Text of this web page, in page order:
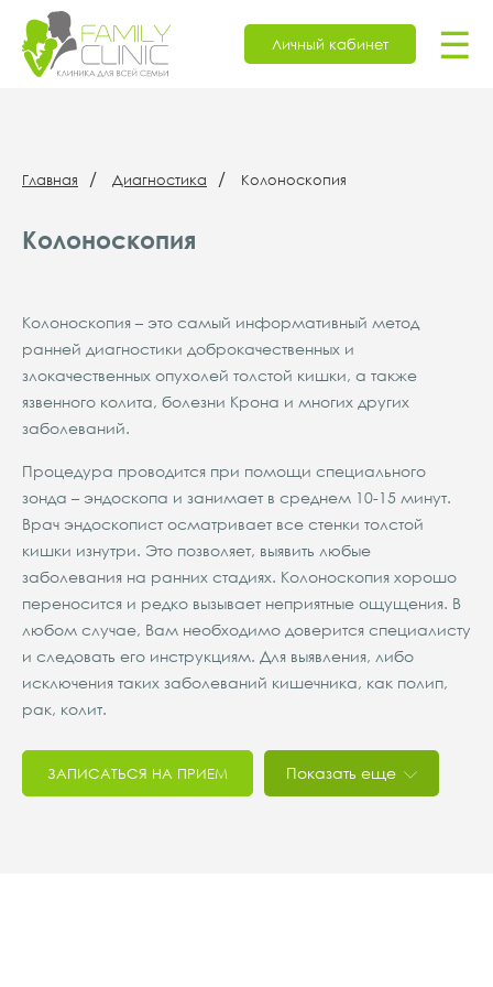
Личный кабинет ☰
Главная Диагностика Колоноскопия
Колоноскопия
Колоноскопия – это самый информативный метод
ранней диагностики доброкачественных и
злокачественных опухолей толстой кишки, а также
язвенного колита, болезни Крона и многих других
заболеваний.
Процедура проводится при помощи специального
зонда – эндоскопа и занимает в среднем 10-15 минут.
Врач эндоскопист осматривает все стенки толстой
кишки изнутри. Это позволяет, выявить любые
заболевания на ранних стадиях. Колоноскопия хорошо
переносится и редко вызывает неприятные ощущения. В
любом случае, Вам необходимо доверится специалисту
и следовать его инструкциям. Для выявления, либо
исключения таких заболеваний кишечника, как полип,
рак, колит.
ЗАПИСАТЬСЯ НА ПРИЕМ Показать еще